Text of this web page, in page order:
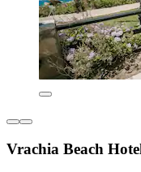
Vrachia Beach